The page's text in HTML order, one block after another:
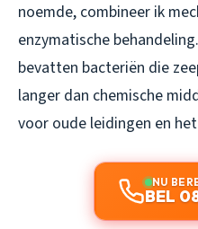
noemde, combineer ik
enzymatische
bevatten bacteriën die
langer dan chemische
voor oude leidingen en
NU
BEL